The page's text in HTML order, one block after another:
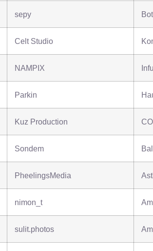
sepy
Celt Studio
NAMPIX
Parkin
Kuz Production
Sondem
PheelingsMedia
nimon_t
sulit.photos